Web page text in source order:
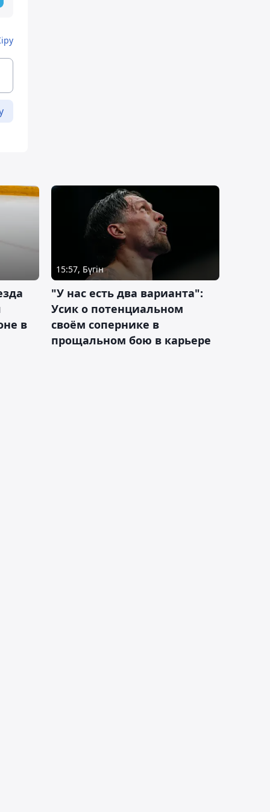
в
15:57, Бүгін
"У нас есть два варианта":
Усик о потенциальном
своём сопернике в
прощальном бою в карьере